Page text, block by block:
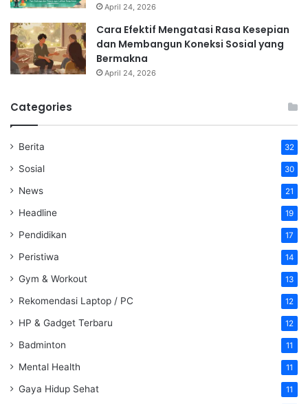
April 24, 2026
Cara Efektif Mengatasi Rasa Kesepian
dan Membangun Koneksi Sosial yang
Bermakna
April 24, 2026
Categories
Berita 32
Sosial 30
News 21
Headline 19
Pendidikan 17
Peristiwa 14
Gym & Workout 13
Rekomendasi Laptop / PC 12
HP & Gadget Terbaru 12
Badminton 11
Mental Health 11
Gaya Hidup Sehat 11